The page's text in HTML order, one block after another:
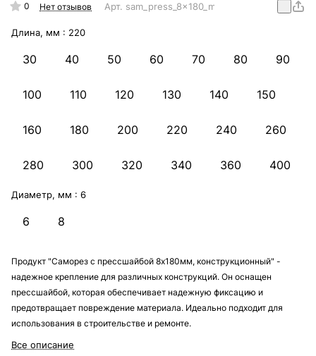
0 Нет отзывов Арт. sam_press_8x180_mm_konstr
Длина, мм : 220
30 40 50 60 70 80 90
100 110 120 130 140 150
160 180 200 220 240 260
280 300 320 340 360 400
Диаметр, мм : 6
6 8
Продукт "Саморез с прессшайбой 8х180мм, конструкционный" -
надежное крепление для различных конструкций. Он оснащен
прессшайбой, которая обеспечивает надежную фиксацию и
предотвращает повреждение материала. Идеально подходит для
использования в строительстве и ремонте.
Все описание